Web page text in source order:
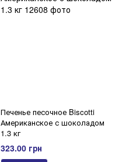
Печенье песочное Biscotti
Американское с шоколадом
1.3 кг
323.00 грн